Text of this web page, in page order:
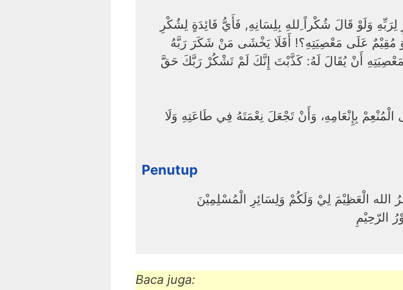
وَلَوْ قَالَ شُكْراً ِللهِ بِلِسَانِهِ, فَأَيُّ فَائِدَةٍ لِشُكْرِ
مُقِيْمٌ عَلَى مَعْصِيَتِهِ؟! أَفَلَا يَخْشَى مَنْ شَكَرَ رَبَّهُ
أَنْ يُقَالَ لَهُ: كَذَّبْتَ إِنَّكَ لَمْ تَشْكُرْ رَبَّكَ حَقَّ
بِإِنْعَامِهِ، وَأَنْ تَجْعَلَ نِعْمَتَهُ فِي طَاعَتِهِ وَلَا
Penutup
الله الْعَظِيْمَ لِيْ وَلَكُمْ وَلِسَائِرِ الْمُسْلِمِيْنَ
الرّحِيْمِ
Baca juga: